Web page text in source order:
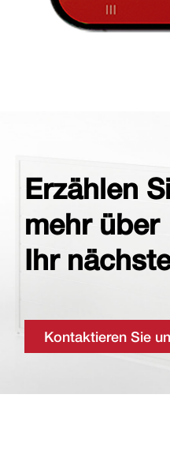
Erzählen
mehr über
Ihr
Kontaktieren Sie